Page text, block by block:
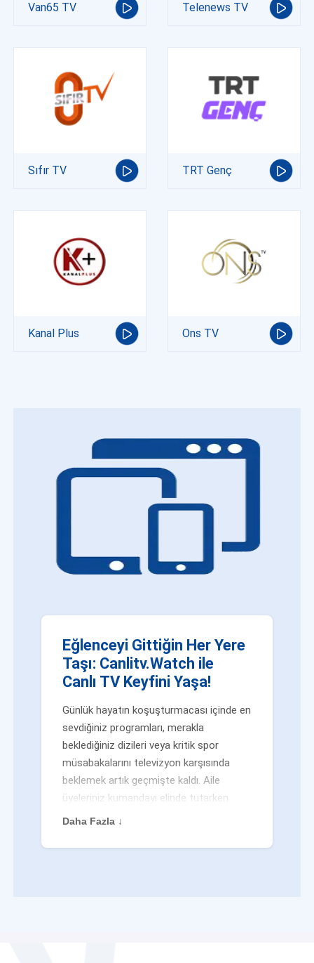
Van65 TV Telenews TV
Sıfır TV TRT Genç
Kanal Plus Ons TV
Eğlenceyi Gittiğin Her Yere
Taşı: Canlitv.Watch ile
Canlı TV Keyfini Yaşa!
Günlük hayatın koşuşturmacası içinde en
sevdiğiniz programları, merakla
beklediğiniz dizileri veya kritik spor
müsabakalarını televizyon karşısında
beklemek artık geçmişte kaldı. Aile
üyeleriniz kumandayı elinde tutarken
veya siz evden uzaktayken bile
değilsiniz. Geleneksel yayıncılığın
Daha Fazla ↓